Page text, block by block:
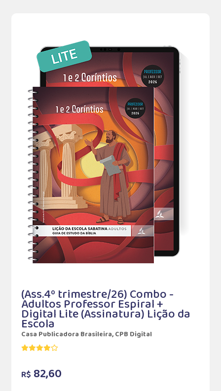
(Ass.4º trimestre/26) Combo -
Adultos Professor Espiral +
Digital Lite (Assinatura) Lição da
Escola
Casa Publicadora Brasileira, CPB Digital
R$ 82,60